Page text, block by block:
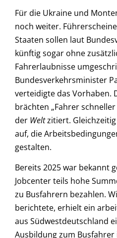
Für die Ukraine und
noch weiter.
Staaten sollen laut
künftig sogar ohne
Fahrerlaubnisse
Bundesverkehrsminister
verteidigte das Vorhaben.
brächten „Fahrer
der Weltzitiert.
auf, die
gestalten.
Bereits 2025 war bekannt
Jobcenter teils hohe
zu Busfahrern bezahlen.
berichtete, erhielt ein
aus Südwestdeutschland
Ausbildung zum